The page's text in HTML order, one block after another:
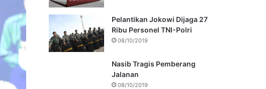
Pelantikan Jokowi Dijaga 27
Ribu Personel TNI-Polri
08/10/2019
Nasib Tragis Pemberang
Jalanan
08/10/2019